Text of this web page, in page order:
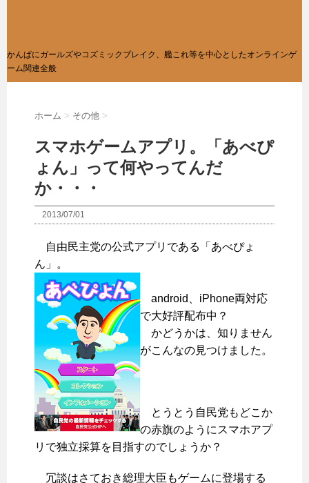
かんぱにガールズやコズミックブレイク、艦これ等を中心としたオンラインゲ
ーム関連全般
ホーム > その他 >
スマホゲームアプリ。「あべぴ
ょん」って何やってんだ
か・・・
2013/07/01
自由民主党の公式アプリである「あべぴょ
ん」。
android、iPhone両対応
で大好評配布中？
かどうかは、知りません
がこんなの見つけました。
とうとう自民党もどこか
の赤旗のようにスマホアプ
リで独立採算を目指すのでしょうか？
冗談はさておき総理大臣もゲームに登場する